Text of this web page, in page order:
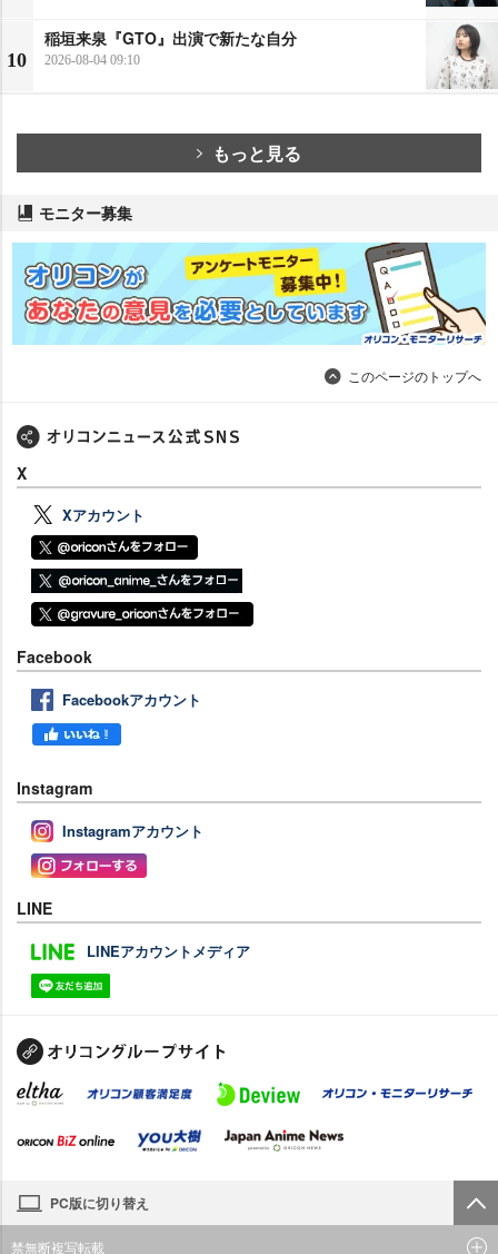
10
稲垣来泉『GTO』出演で新たな自分
2026-08-04 09:10
もっと見る
モニター募集
このページのトップへ
X
Xアカウント
Facebook
Facebookアカウント
Instagram
Instagramアカウント
LINE
LINEアカウントメディア
PC版に切り替え
禁無断複写転載